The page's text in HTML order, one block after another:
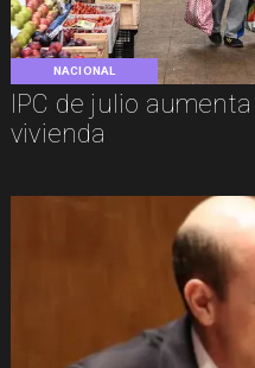
NACIONAL
IPC de julio
vivienda